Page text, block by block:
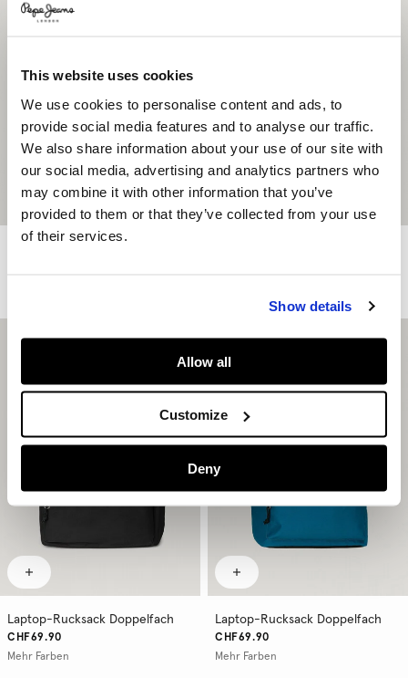
This website uses cookies
We use cookies to personalise content and ads, to
provide social media features and to analyse our traffic.
We also share information about your use of our site with
our social media, advertising and analytics partners who
may combine it with other information that you’ve
provided to them or that they’ve collected from your use
of their services.
Show details
Allow all
Customize
Deny
Laptop-Rucksack Doppelfach
CHF69.90
Mehr Farben
Laptop-Rucksack Doppelfach
CHF69.90
Mehr Farben